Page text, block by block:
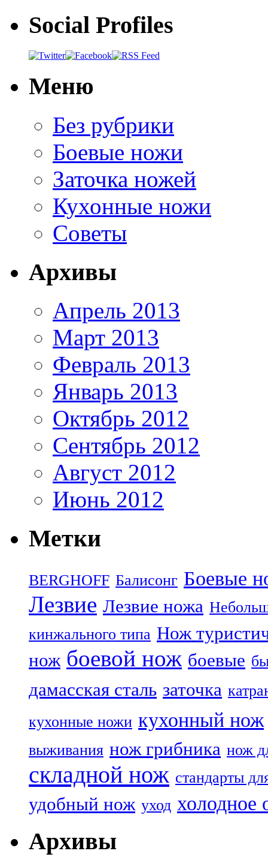
Social Profiles
Меню
Без рубрики
Боевые ножи
Заточка ножей
Кухонные ножи
Советы
Архивы
Апрель 2013
Март 2013
Февраль 2013
Январь 2013
Октябрь 2012
Сентябрь 2012
Август 2012
Июнь 2012
Метки
BERGHOFF Балисонг Боевые
Лезвие Лезвие ножа
кинжального типа Нож
нож боевой нож боевые
дамасская сталь заточка
кухонные ножи кухонный нож
выживания нож грибника нож
складной нож стандарты
удобный нож уход холодное
Архивы